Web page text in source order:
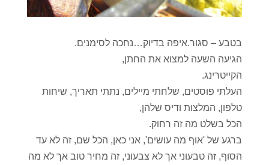
בטבע – סגור.איפה בדיוק…נחכה לסימנים.
הגיעה השעה למצוא את החתן,
הקייטרינג.
העלתי פוסטים, שלחתי מיילים, נתתי תאריך, שיחות
טלפון, המלצות ודיס שלהן,
הכל בשלט מה זה רחוק.
ברגע של 'אוף מה עושים', אני כאן, הכל שם, זה לא עד
הסוף, זה טבעוני אך לא צבעוני, זה מחיר טוב אך לא מה